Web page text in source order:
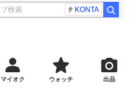
KONTA
マイオク ウォッチ 出品